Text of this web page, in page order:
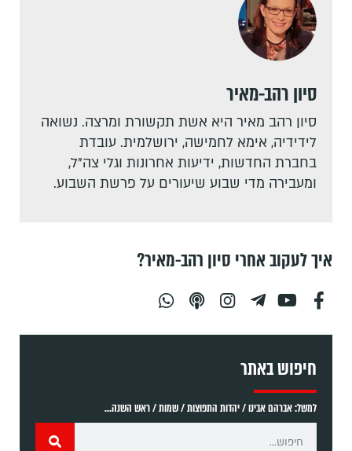
סיון רהב-מאיר
סיון רהב מאיר היא אשת תקשורת ומרצה. נשואה
לידידיה, אימא לחמישה, ירושלמית. עובדת
בחברת החדשות, ידיעות אחרונות וגלי צה"ל,
ומעבירה מדי שבוע שיעורים על פרשת השבוע.
איך לעקוב אחרי סיון רהב-מאיר?
חיפוש באתר
למשל: אברהם אבינו / יהדות התפוצות / שמות / ראש השנה...